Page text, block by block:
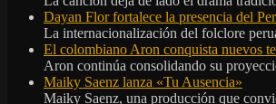
Dayan Flor fortalece la presencia del
La internacionalización del folclore
El colombiano Aron conquista nuevos
Aron continúa consolidando su
Maiky Saenz lanza «Tu Ausencia»
Maiky Saenz, una producción que